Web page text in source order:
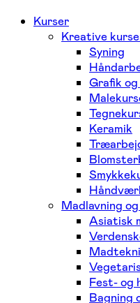
Kurser
Kreative
Syning
Grafik
Keramik
Madlavning
Asiatisk
Fest- og
Bagning